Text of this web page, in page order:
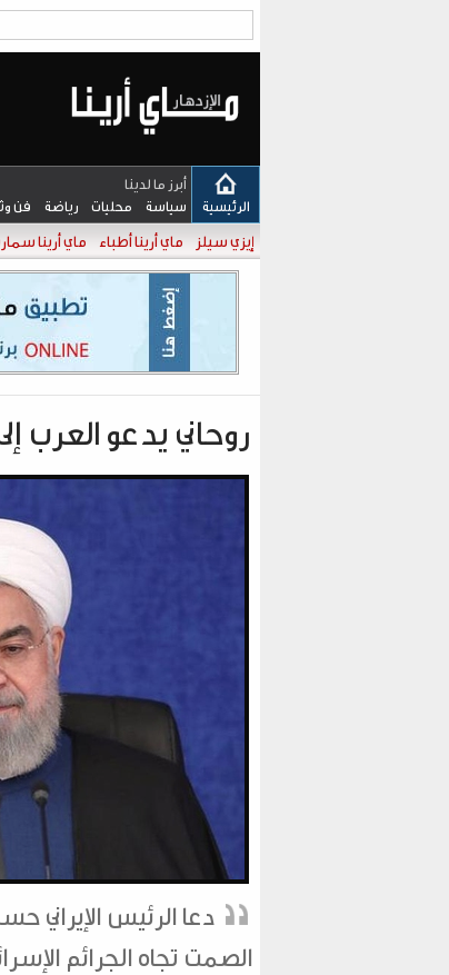
الرئيسية
أبرز ما لدينا
سياسة محليات رياضة فن
إيزي سيلز ماي أرينا أطباء ماي أرينا
روحاني يدعو
دعا الرئيس الإيراني
الصمت تجاه الجرائم